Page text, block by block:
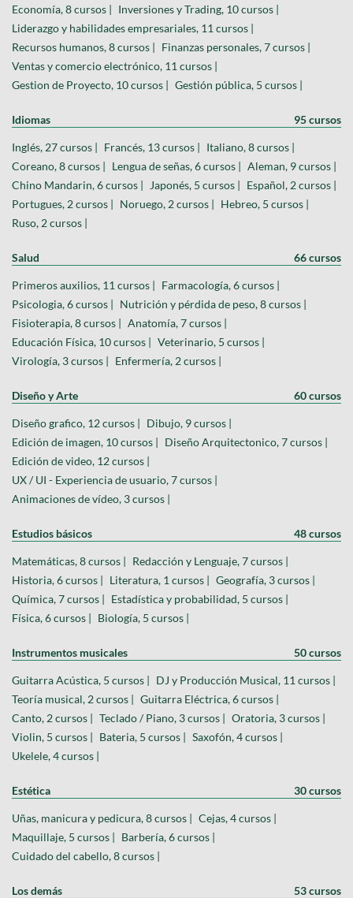
Economía, 8 cursos | Inversiones y Trading, 10 cursos |
Liderazgo y habilidades empresariales, 11 cursos |
Recursos humanos, 8 cursos | Finanzas personales, 7 cursos |
Ventas y comercio electrónico, 11 cursos |
Gestion de Proyecto, 10 cursos | Gestión pública, 5 cursos |
Idiomas 95 cursos
Inglés, 27 cursos | Francés, 13 cursos | Italiano, 8 cursos |
Coreano, 8 cursos | Lengua de señas, 6 cursos | Aleman, 9 cursos |
Chino Mandarin, 6 cursos |
Japonés, 5 cursos | Español, 2 cursos |
Portugues, 2 cursos | Noruego, 2 cursos | Hebreo, 5 cursos |
Ruso, 2 cursos |
Salud 66 cursos
Primeros auxilios, 11 cursos | Farmacología, 6 cursos |
Psicologia, 6 cursos | Nutrición y pérdida de peso, 8 cursos |
Fisioterapia, 8 cursos | Anatomía, 7 cursos |
Educación Física, 10 cursos | Veterinario, 5 cursos |
Virología, 3 cursos | Enfermería, 2 cursos |
Diseño y Arte 60 cursos
Diseño grafico, 12 cursos | Dibujo, 9 cursos |
Edición de imagen, 10 cursos | Diseño Arquitectonico, 7 cursos |
Edición de video, 12 cursos |
UX / UI - Experiencia de usuario, 7 cursos |
Animaciones de vídeo, 3 cursos |
Estudios básicos 48 cursos
Matemáticas, 8 cursos | Redacción y Lenguaje, 7 cursos |
Historia, 6 cursos | Literatura, 1 cursos | Geografía, 3 cursos |
Química, 7 cursos | Estadística y probabilidad, 5 cursos |
Física, 6 cursos | Biología, 5 cursos |
Instrumentos musicales 50 cursos
Guitarra Acústica, 5 cursos | DJ y Producción Musical, 11 cursos |
Teoría musical, 2 cursos | Guitarra Eléctrica, 6 cursos |
Canto, 2 cursos | Teclado / Piano, 3 cursos | Oratoria, 3 cursos |
Violin, 5 cursos | Bateria, 5 cursos | Saxofón, 4 cursos |
Ukelele, 4 cursos |
Estética 30 cursos
Uñas, manicura y pedicura, 8 cursos | Cejas, 4 cursos |
Maquillaje, 5 cursos | Barbería, 6 cursos |
Cuidado del cabello, 8 cursos |
Los demás 53 cursos